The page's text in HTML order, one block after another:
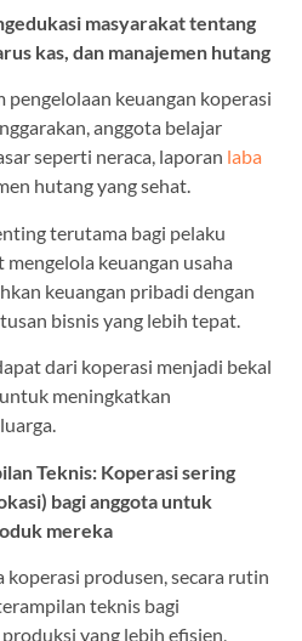
masyarakat tentang
kas, dan manajemen hutang
keuangan koperasi
anggota belajar
seperti neraca, laporan laba
hutang yang sehat.
terutama bagi pelaku
keuangan usaha
keuangan pribadi dengan
bisnis yang lebih tepat.
dari koperasi menjadi bekal
meningkatkan
Teknis: Koperasi sering
bagi anggota untuk
mereka
koperasi produsen, secara rutin
teknis bagi
yang lebih efisien,